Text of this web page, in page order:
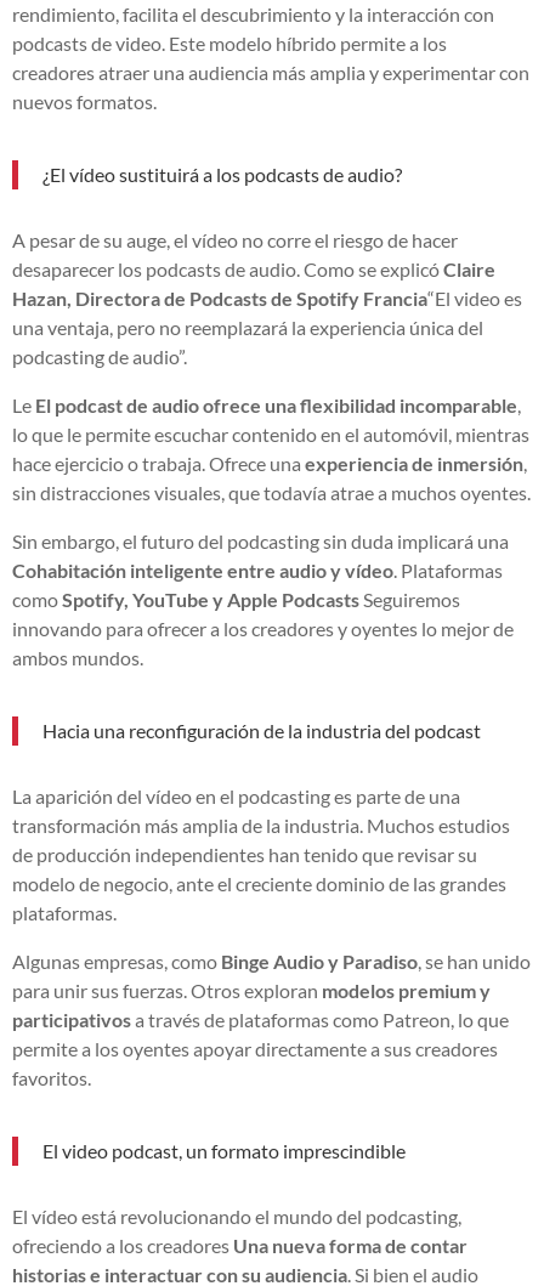
rendimiento, facilita el descubrimiento y la interacción con
podcasts de video. Este modelo híbrido permite a los
creadores atraer una audiencia más amplia y experimentar con
nuevos formatos.
¿El vídeo sustituirá a los podcasts de audio?
A pesar de su auge, el vídeo no corre el riesgo de hacer
desaparecer los podcasts de audio. Como se explicóClaire
Hazan, Directora de Podcasts de Spotify Francia“El video es
una ventaja, pero no reemplazará la experiencia única del
podcasting de audio”.
Le El podcast de audio ofrece una flexibilidad incomparable
lo que le permite escuchar contenido en el automóvil, mientras
hace ejercicio o trabaja. Ofrece una experiencia de inmersión
sin distracciones visuales, que todavía atrae a muchos oyentes.
Sin embargo, el futuro del podcasting sin duda implicará una
Cohabitación inteligente entre audio y vídeo . Plataformas
comoSpotify, YouTube y Apple Podcasts Seguiremos
innovando para ofrecer a los creadores y oyentes lo mejor de
ambos mundos.
Hacia una reconfiguración de la industria del podcast
La aparición del vídeo en el podcasting es parte de una
transformación más amplia de la industria. Muchos estudios
de producción independientes han tenido que revisar su
modelo de negocio, ante el creciente dominio de las grandes
plataformas.
Algunas empresas, como Binge Audio y Paradiso , se han unido
para unir sus fuerzas. Otros exploran modelos premium y
participativosa través de plataformas como Patreon, lo que
permite a los oyentes apoyar directamente a sus creadores
favoritos.
El video podcast, un formato imprescindible
El vídeo está revolucionando el mundo del podcasting,
ofreciendo a los creadores Una nueva forma de contar
historias e interactuar con su audiencia . Si bien el audio